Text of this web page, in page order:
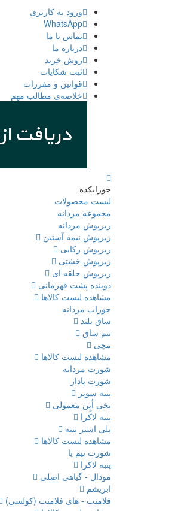
ورود به كاربری
WhatsApp
تماس با ما
درباره ما
روش خرید
ثبت شكايات
قوانین و مقررات
خلاصه‌ی مطالب مهم
جورابکده
لیست محصولات
مجموعه مردانه
زیرپوش مردانه
زیرپوش نیمه آستین
زیرپوش رکابی
زیرپوش خشتی
زیرپوش حلقه ای
دوبنده پشت قهرمانی
مشاهده لیست کالاها
جوراب مردانه
ساق بلند
نیم ساق
مچی
مشاهده لیست کالاها
شورت مردانه
شورت پادار
پنبه سوپر
نخی اُپِن معمولی
پنبه لاکرا
پلی استر پنبه
مشاهده لیست کالاها
شورت نیم پا
پنبه لاکرا
مودال - گیاهی اصلی
ابریشم
فلامنت - های فلامنت (کولسی)